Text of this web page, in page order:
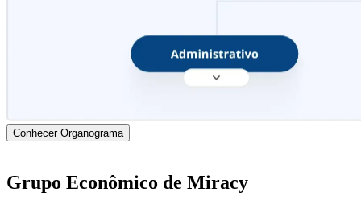
Conhecer Organograma
Grupo Econômico de Miracy